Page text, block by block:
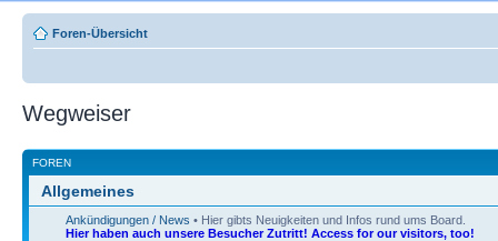
Foren-Übersicht
Wegweiser
FOREN
Allgemeines
Ankündigungen / News • Hier gibts Neuigkeiten und Infos rund ums Board.
Hier haben auch unsere Besucher Zutritt! Access for our visitors, too!